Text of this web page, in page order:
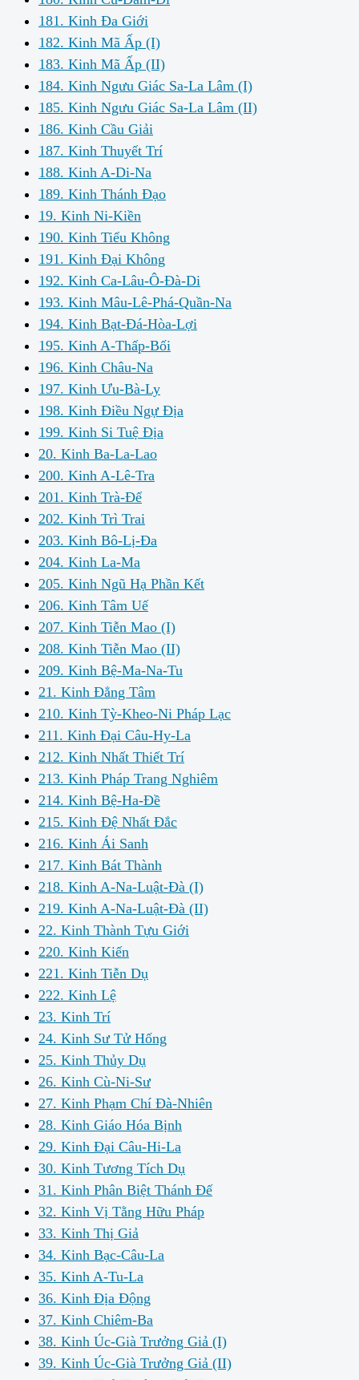
181. Kinh Đa Giới
182. Kinh Mã Ấp (I)
183. Kinh Mã Ấp (II)
184. Kinh Ngưu Giác Sa-La Lâm (I)
185. Kinh Ngưu Giác Sa-La Lâm (II)
186. Kinh Cầu Giải
187. Kinh Thuyết Trí
188. Kinh A-Di-Na
189. Kinh Thánh Đạo
19. Kinh Ni-Kiền
190. Kinh Tiểu Không
191. Kinh Đại Không
192. Kinh Ca-Lâu-Ô-Đà-Di
193. Kinh Mâu-Lê-Phá-Quần-Na
194. Kinh Bạt-Đá-Hòa-Lợi
195. Kinh A-Thấp-Bối
196. Kinh Châu-Na
197. Kinh Ưu-Bà-Ly
198. Kinh Điều Ngự Địa
199. Kinh Si Tuệ Địa
20. Kinh Ba-La-Lao
200. Kinh A-Lê-Tra
201. Kinh Trà-Đế
202. Kinh Trì Trai
203. Kinh Bô-Lị-Đa
204. Kinh La-Ma
205. Kinh Ngũ Hạ Phần Kết
206. Kinh Tâm Uế
207. Kinh Tiễn Mao (I)
208. Kinh Tiễn Mao (II)
209. Kinh Bệ-Ma-Na-Tu
21. Kinh Đẳng Tâm
210. Kinh Tỳ-Kheo-Ni Pháp Lạc
211. Kinh Đại Câu-Hy-La
212. Kinh Nhất Thiết Trí
213. Kinh Pháp Trang Nghiêm
214. Kinh Bệ-Ha-Đề
215. Kinh Đệ Nhất Đắc
216. Kinh Ái Sanh
217. Kinh Bát Thành
218. Kinh A-Na-Luật-Đà (I)
219. Kinh A-Na-Luật-Đà (II)
22. Kinh Thành Tựu Giới
220. Kinh Kiến
221. Kinh Tiễn Dụ
222. Kinh Lệ
23. Kinh Trí
24. Kinh Sư Tử Hống
25. Kinh Thủy Dụ
26. Kinh Cù-Ni-Sư
27. Kinh Phạm Chí Đà-Nhiên
28. Kinh Giáo Hóa Bịnh
29. Kinh Đại Câu-Hi-La
30. Kinh Tương Tích Dụ
31. Kinh Phân Biệt Thánh Đế
32. Kinh Vị Tằng Hữu Pháp
33. Kinh Thị Giả
34. Kinh Bạc-Câu-La
35. Kinh A-Tu-La
36. Kinh Địa Động
37. Kinh Chiêm-Ba
38. Kinh Úc-Già Trưởng Giả (I)
39. Kinh Úc-Già Trưởng Giả (II)